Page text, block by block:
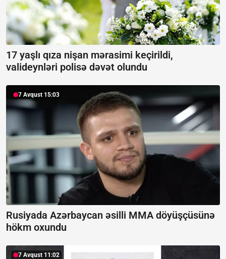
17 yaşlı qıza nişan mərasimi keçirildi,
valideynləri polisə dəvət olundu
7 Avqust 15:03
Rusiyada Azərbaycan əsilli MMA döyüşçüsünə
hökm oxundu
7 Avqust 11:02